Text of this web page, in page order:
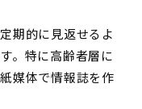
期的に見返せるよ
。特に高齢者層に
媒体で情報誌を作